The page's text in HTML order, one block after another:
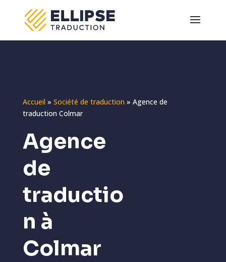
Accueil» Société de traduction» Agence de
traduction Colmar
Agence
de
traductio
n à
Colmar